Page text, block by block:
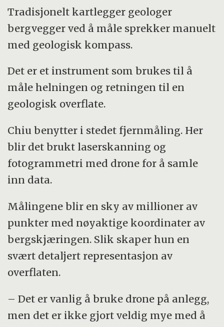
Tradisjonelt kartlegger geologer
bergvegger ved å måle sprekker manuelt
med geologisk kompass.
Det er et instrument som brukes til å
måle helningen og retningen til en
geologisk overflate.
Chiu benytter i stedet fjernmåling. Her
blir det brukt laserskanning og
fotogrammetri med drone for å samle
inn data.
Målingene blir en sky av millioner av
punkter med nøyaktige koordinater av
bergskjæringen. Slik skaper hun en
svært detaljert representasjon av
overflaten.
– Det er vanlig å bruke drone på anlegg,
men det er ikke gjort veldig mye med å